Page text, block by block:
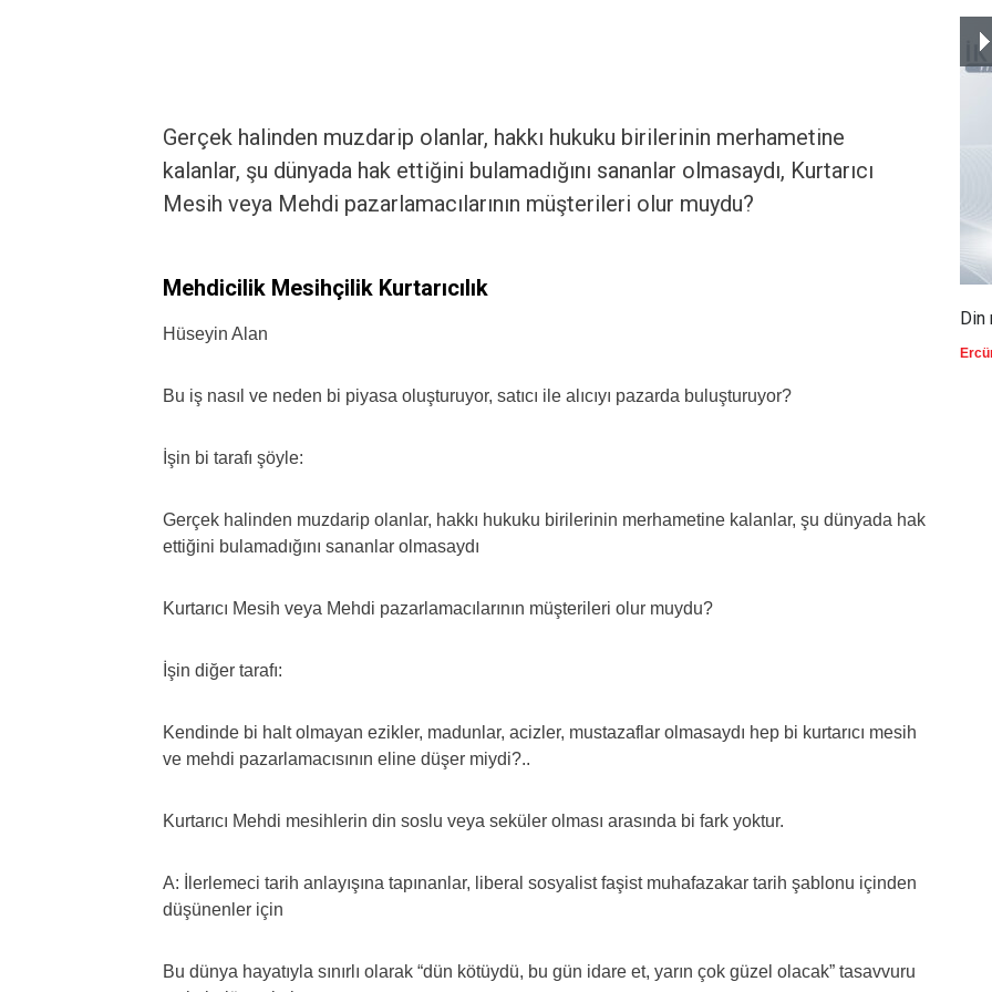
Gerçek halinden muzdarip olanlar, hakkı hukuku birilerinin merhametine
kalanlar, şu dünyada hak ettiğini bulamadığını sananlar olmasaydı, Kurtarıcı
Mesih veya Mehdi pazarlamacılarının müşterileri olur muydu?
Mehdicilik Mesihçilik Kurtarıcılık
Hüseyin Alan
Bu iş nasıl ve neden bi piyasa oluşturuyor, satıcı ile alıcıyı pazarda buluşturuyor?
İşin bi tarafı şöyle:
Gerçek halinden muzdarip olanlar, hakkı hukuku birilerinin merhametine kalanlar, şu dünyada hak
ettiğini bulamadığını sananlar olmasaydı
Kurtarıcı Mesih veya Mehdi pazarlamacılarının müşterileri olur muydu?
İşin diğer tarafı:
Kendinde bi halt olmayan ezikler, madunlar, acizler, mustazaflar olmasaydı hep bi kurtarıcı mesih
ve mehdi pazarlamacısının eline düşer miydi?..
Kurtarıcı Mehdi mesihlerin din soslu veya seküler olması arasında bi fark yoktur.
A: İlerlemeci tarih anlayışına tapınanlar, liberal sosyalist faşist muhafazakar tarih şablonu içinden
düşünenler için
Bu dünya hayatıyla sınırlı olarak “dün kötüydü, bu gün idare et, yarın çok güzel olacak” tasavvuru
Din